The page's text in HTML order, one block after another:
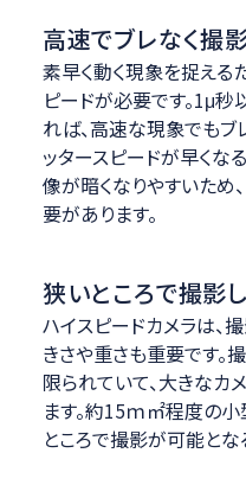
高速でブレなく撮
素早く動く現象を捉える
ピードが必要です。1μ秒
れば、高速な現象でもブ
ッタースピードが早くな
像が暗くなりやすいため
要があります。
狭いところで撮影
ハイスピードカメラは、
きさや重さも重要です。
限られていて、大きなカ
ます。約15ｍ㎡程度の
ところで撮影が可能とな